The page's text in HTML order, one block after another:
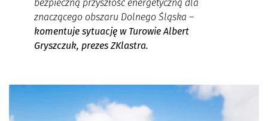
bezpieczną przyszłość energetyczną dla
znaczącego obszaru Dolnego Śląska –
komentuje sytuację w Turowie Albert
Gryszczuk, prezes ZKlastra.